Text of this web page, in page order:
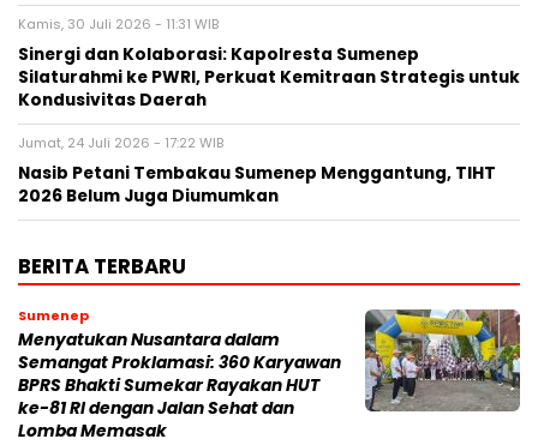
Kamis, 30 Juli 2026 - 11:31 WIB
Sinergi dan Kolaborasi: Kapolresta Sumenep
Silaturahmi ke PWRI, Perkuat Kemitraan Strategis untuk
Kondusivitas Daerah
Jumat, 24 Juli 2026 - 17:22 WIB
Nasib Petani Tembakau Sumenep Menggantung, TIHT
2026 Belum Juga Diumumkan
BERITA TERBARU
Sumenep
Menyatukan Nusantara dalam
Semangat Proklamasi: 360 Karyawan
BPRS Bhakti Sumekar Rayakan HUT
ke-81 RI dengan Jalan Sehat dan
Lomba Memasak